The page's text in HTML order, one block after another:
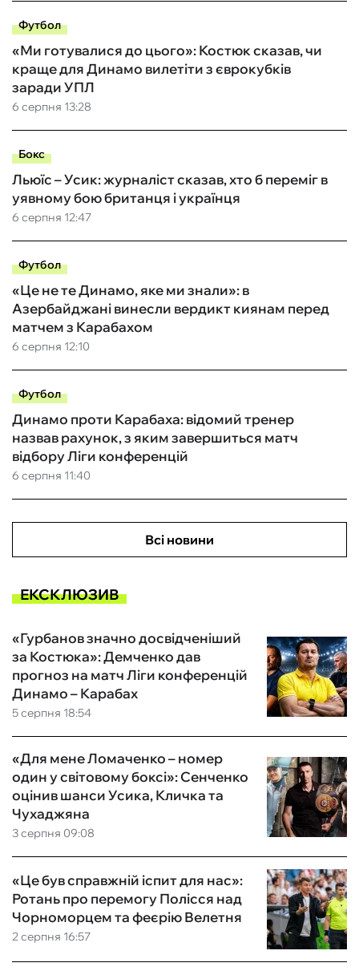
Футбол
6 серпня 13:28
«Ми готувалися до цього»: Костюк сказав, чи
краще для Динамо вилетіти з єврокубків
заради УПЛ
Бокс
6 серпня 12:47
Льюїс – Усик: журналіст сказав, хто б переміг в
уявному бою британця і українця
Футбол
6 серпня 12:10
«Це не те Динамо, яке ми знали»: в
Азербайджані винесли вердикт киянам перед
матчем з Карабахом
Футбол
6 серпня 11:40
Динамо проти Карабаха: відомий тренер
назвав рахунок, з яким завершиться матч
відбору Ліги конференцій
Всі новини
ЕКСКЛЮЗИВ
5 серпня 18:54
«Гурбанов значно досвідченіший
за Костюка»: Демченко дав
прогноз на матч Ліги конференцій
Динамо – Карабах
3 серпня 09:08
«Для мене Ломаченко – номер
один у світовому боксі»: Сенченко
оцінив шанси Усика, Кличка та
Чухаджяна
2 серпня 16:57
«Це був справжній іспит для нас»:
Ротань про перемогу Полісся над
Чорноморцем та феєрію Велетня